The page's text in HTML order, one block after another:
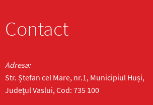
Contact
Adresa:
Str. Ștefan cel Mare, nr.1, Municipiul Huși,
Județul Vaslui, Cod: 735 100